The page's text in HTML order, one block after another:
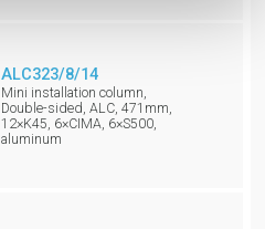
ALC323/8/14
Mini installation column,
Double-sided, ALC, 471mm,
12×K45, 6×CIMA, 6×S500,
aluminum